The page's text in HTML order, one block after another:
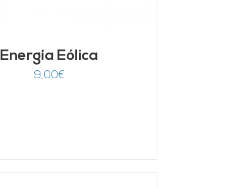
Energía Eólica
9,00€